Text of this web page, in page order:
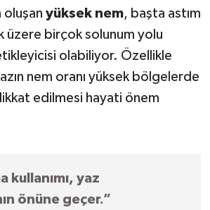
yüksek nem, başta astım
üzere birçok solunum yolu
olabiliyor. Özellikle
nem oranı yüksek bölgelerde
edilmesi hayati önem
kullanımı, yaz
önüne geçer.”